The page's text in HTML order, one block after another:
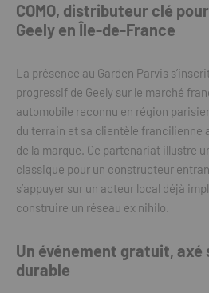
COMO, distributeur clé
Geely en Île-de-France
La présence au Garden Parvis
progressif de Geely sur le marché
automobile reconnu en région
du terrain et sa clientèle francilienne
de la marque. Ce partenariat illustre
classique pour un constructeur
s’appuyer sur un acteur local déjà
construire un réseau ex nihilo.
Un événement gratuit, axé
durable